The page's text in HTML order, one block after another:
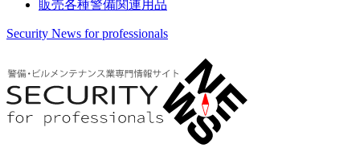
販売各種警備関連用品
Security News for professionals